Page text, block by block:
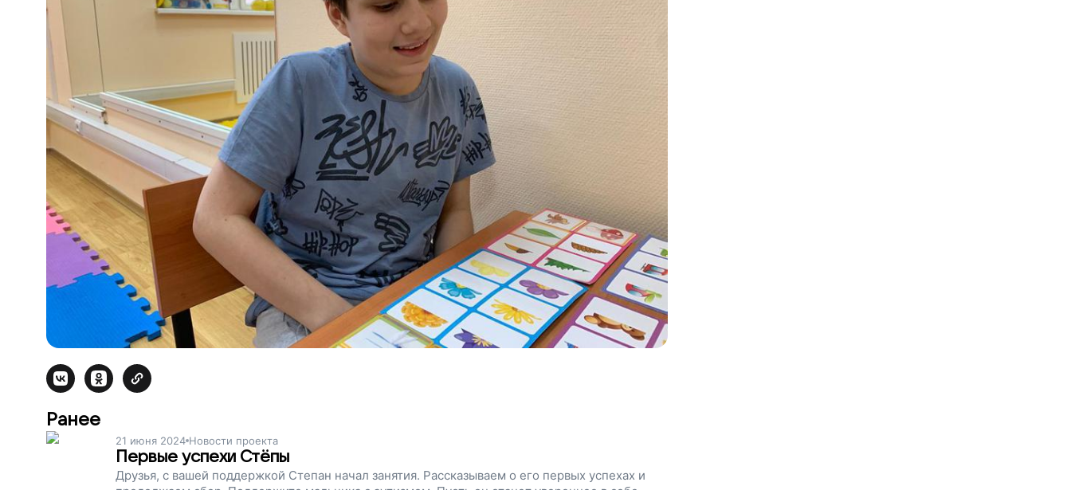
Ранее
21 июня 2024 Новости проекта
Первые успехи Стёпы
Друзья, с вашей поддержкой Степан начал занятия. Рассказываем о его первых успехах и